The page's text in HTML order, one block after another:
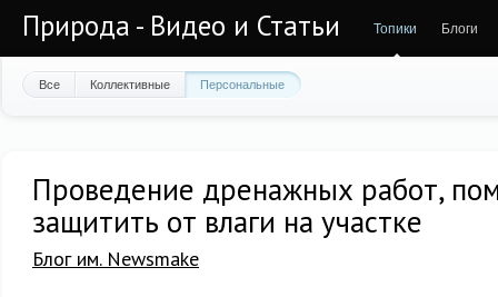
Природа - Видео и Статьи Топики Блоги
Все Коллективные Персональные
Проведение дренажных работ,
защитить от влаги на участке
Блог им. Newsmake